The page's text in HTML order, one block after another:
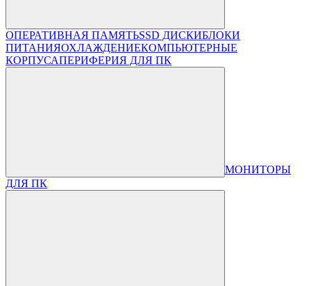
ОПЕРАТИВНАЯ ПАМЯТЬSSD ДИСКИБЛОКИ
ПИТАНИЯОХЛАЖДЕНИЕКОМПЬЮТЕРНЫЕ
КОРПУСАПЕРИФЕРИЯ ДЛЯ ПК
МОНИТОРЫ
ДЛЯ ПК